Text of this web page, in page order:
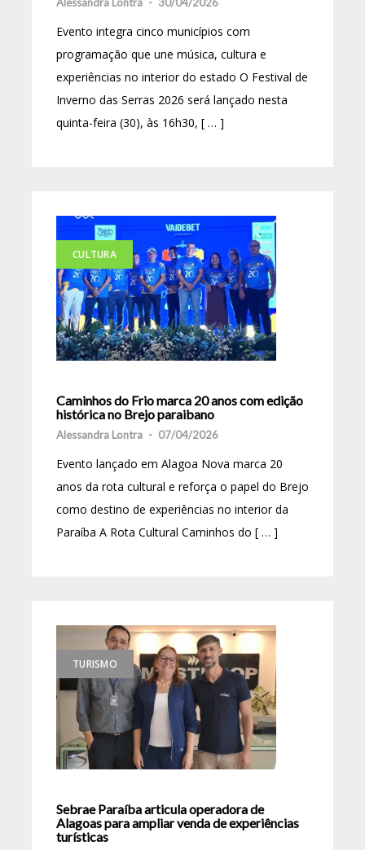
Evento integra cinco municípios com
programação que une música, cultura e
experiências no interior do estado O Festival de
Inverno das Serras 2026 será lançado nesta
quinta-feira (30), às 16h30, [ … ]
CULTURA
Caminhos do Frio marca 20 anos com edição
histórica no Brejo paraibano
Alessandra Lontra - 07/04/2026
Evento lançado em Alagoa Nova marca 20
anos da rota cultural e reforça o papel do Brejo
como destino de experiências no interior da
Paraíba A Rota Cultural Caminhos do [ … ]
TURISMO
Sebrae Paraíba articula operadora de
Alagoas para ampliar venda de experiências
turísticas